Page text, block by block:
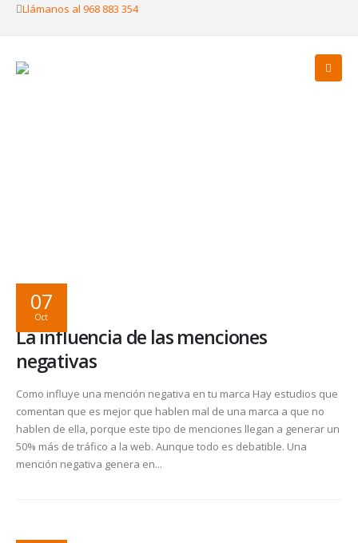
Llámanos al 968 883 354
07
Oct
La influencia de las menciones
negativas
Como influye una mención negativa en tu marca Hay estudios que
comentan que es mejor que hablen mal de una marca a que no
hablen de ella, porque este tipo de menciones llegan a generar un
50% más de tráfico a la web. Aunque todo es debatible. Una
mención negativa genera en...